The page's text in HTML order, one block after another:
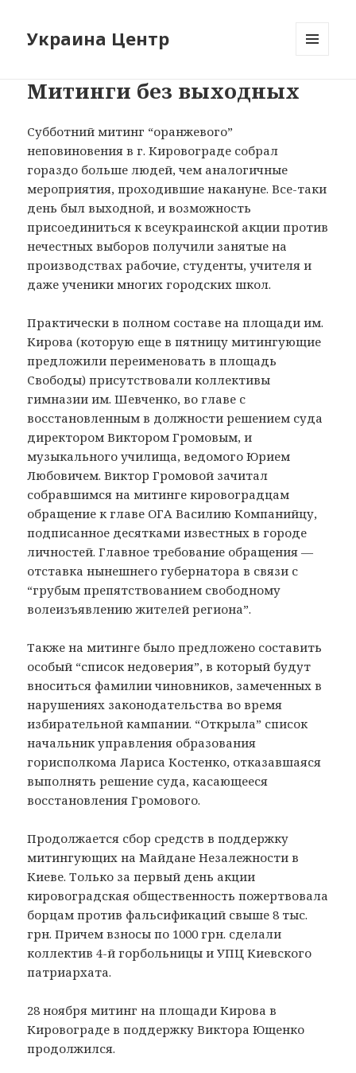
Украина Центр
ВИДЖЕТЫ
Митинги без выходных
Субботний митинг “оранжевого”
неповиновения в г. Кировограде собрал
гораздо больше людей, чем аналогичные
мероприятия, проходившие накануне. Все-таки
день был выходной, и возможность
присоединиться к всеукраинской акции против
нечестных выборов получили занятые на
производствах рабочие, студенты, учителя и
даже ученики многих городских школ.
Практически в полном составе на площади им.
Кирова (которую еще в пятницу митингующие
предложили переименовать в площадь
Свободы) присутствовали коллективы
гимназии им. Шевченко, во главе с
восстановленным в должности решением суда
директором Виктором Громовым, и
музыкального училища, ведомого Юрием
Любовичем. Виктор Громовой зачитал
собравшимся на митинге кировоградцам
обращение к главе ОГА Василию Компанийцу,
подписанное десятками известных в городе
личностей. Главное требование обращения —
отставка нынешнего губернатора в связи с
“грубым препятствованием свободному
волеизъявлению жителей региона”.
Также на митинге было предложено составить
особый “список недоверия”, в который будут
вноситься фамилии чиновников, замеченных в
нарушениях законодательства во время
избирательной кампании. “Открыла” список
начальник управления образования
горисполкома Лариса Костенко, отказавшаяся
выполнять решение суда, касающееся
восстановления Громового.
Продолжается сбор средств в поддержку
митингующих на Майдане Незалежности в
Киеве. Только за первый день акции
кировоградская общественность пожертвовала
борцам против фальсификаций свыше 8 тыс.
грн. Причем взносы по 1000 грн. сделали
коллектив 4-й горбольницы и УПЦ Киевского
патриархата.
28 ноября митинг на площади Кирова в
Кировограде в поддержку Виктора Ющенко
продолжился.